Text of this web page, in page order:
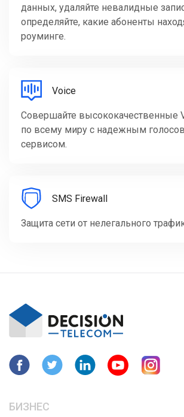
данных, удаляйте невалидные
определяйте, какие абоненты
роуминге.
Voice
Совершайте высококачественные
по всему миру с надежным
сервисом.
SMS Firewall
Защита сети от нелегального
БИЗНЕС